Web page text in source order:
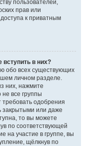
пользователей,
прав или
к приватным
вступить в них?
обо всех существующих
личном разделе.
них, нажмите
все группы
одобрения
закрытыми или даже
то вы можете
по соответствующей
на участие в группе, вы
щёлкнув по